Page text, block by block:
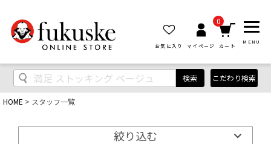
お気に入り マイページ
0
カート
MENU
検索 こだわり検索
HOME スタッフ一覧
絞り込む